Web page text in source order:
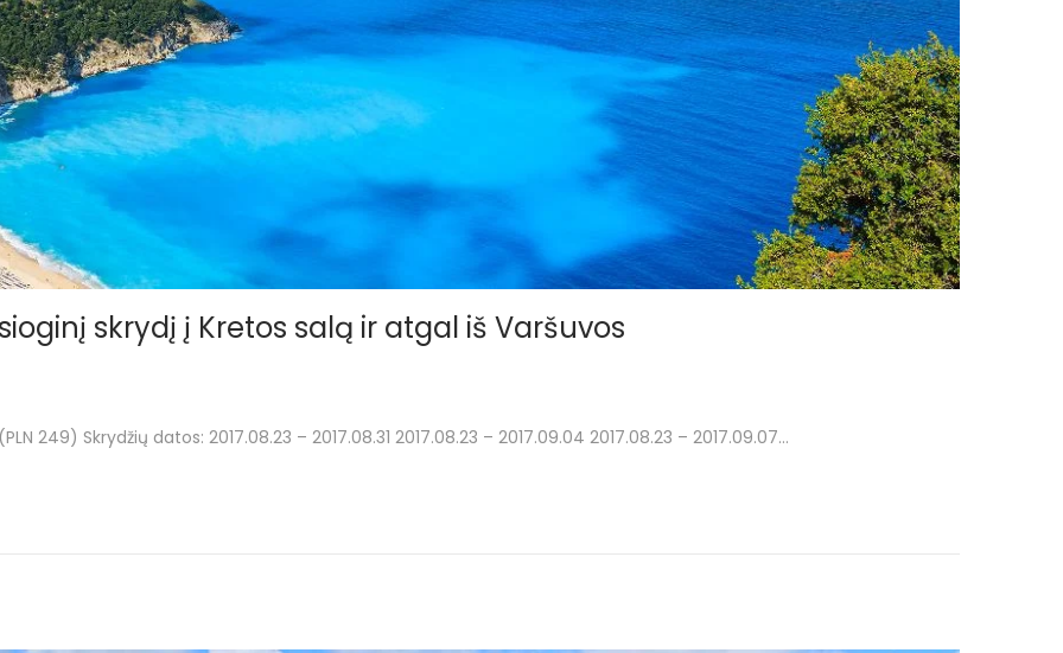
skrydį į Kretos salą ir atgal iš Varšuvos
249) Skrydžių datos: 2017.08.23 – 2017.08.31 2017.08.23 – 2017.09.04 2017.08.23 – 2017.09.07…